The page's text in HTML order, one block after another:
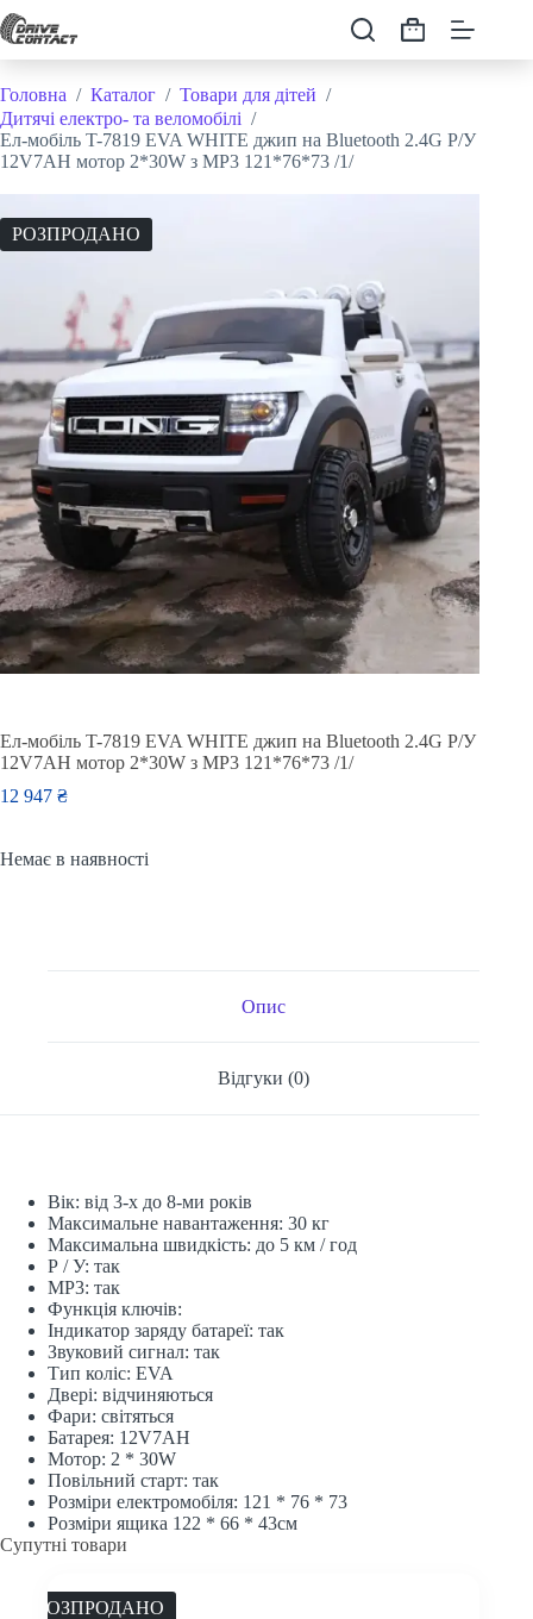
Перейти
до
Кошик
Головна / Каталог / Товари для дітей /
Дитячі електро- та веломобілі /
Ел-мобіль T-7819 EVA WHITE джип на Bluetooth 2.4G Р/У
12V7AH мотор 2*30W з MP3 121*76*73 /1/
РОЗПРОДАНО
Ел-мобіль T-7819 EVA WHITE джип на Bluetooth 2.4G Р/У
12V7AH мотор 2*30W з MP3 121*76*73 /1/
12 947 ₴
Немає в наявності
Опис
Відгуки (0)
Вік: від 3-х до 8-ми років
Максимальне навантаження: 30 кг
Максимальна швидкість: до 5 км / год
Р / У: так
МР3: так
Функція ключів:
Індикатор заряду батареї: так
Звуковий сигнал: так
Тип коліс: EVA
Двері: відчиняються
Фари: світяться
Батарея: 12V7AH
Мотор: 2 * 30W
Повільний старт: так
Розміри електромобіля: 121 * 76 * 73
Розміри ящика 122 * 66 * 43см
Супутні товари
РОЗПРОДАНО